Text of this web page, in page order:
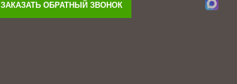
ЗАКАЗАТЬ ОБРАТНЫЙ ЗВОНОК